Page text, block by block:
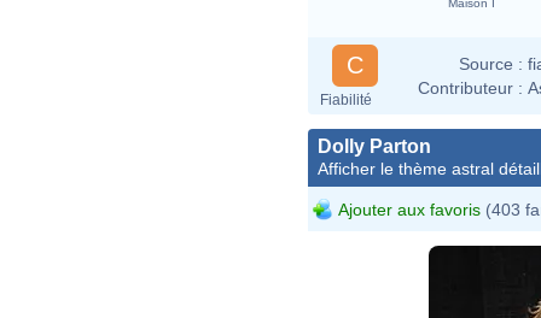
Maison I
C
Fiabilité
Source :
Contributeur :
Dolly Parton
Afficher le thème astral
Ajouter aux favoris (403